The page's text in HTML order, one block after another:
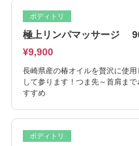
ボディトリ
極上リンパマッサージ
¥9,900
長崎県産の椿オイルを贅沢に使
して参ります！つま先～首肩ま
すすめ
ボディトリ